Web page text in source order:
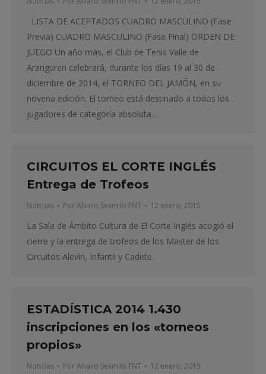
LISTA DE ACEPTADOS CUADRO MASCULINO (Fase
Previa) CUADRO MASCULINO (Fase Final) ORDEN DE
JUEGO Un año más, el Club de Tenis Valle de
Aranguren celebrará, durante los días 19 al 30 de
diciembre de 2014, el TORNEO DEL JAMÓN, en su
novena edición. El torneo está destinado a todos los
jugadores de categoría absoluta…
CIRCUITOS EL CORTE INGLÉS
Entrega de Trofeos
Noticias PorAlvaro Sexmilo FNT 12 enero, 2015
La Sala de Ámbito Cultura de El Corte Inglés acogió el
cierre y la entrega de trofeos de los Master de los
Circuitos Alevín, Infantil y Cadete.
ESTADÍSTICA 2014 1.430
inscripciones en los «torneos
propios»
Noticias PorAlvaro Sexmilo FNT 12 enero, 2015